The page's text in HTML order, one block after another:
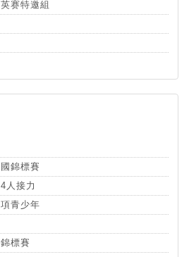
赛特邀組
錦標賽
人接力
青少年
標賽